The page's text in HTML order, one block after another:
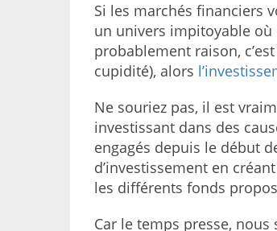
Si les marchés financiers
un univers impitoyable où
probablement raison,
cupidité), alors
Ne souriez pas, il est
investissant dans des
engagés depuis le début
d’investissement en
les différents fonds
Car le temps presse,